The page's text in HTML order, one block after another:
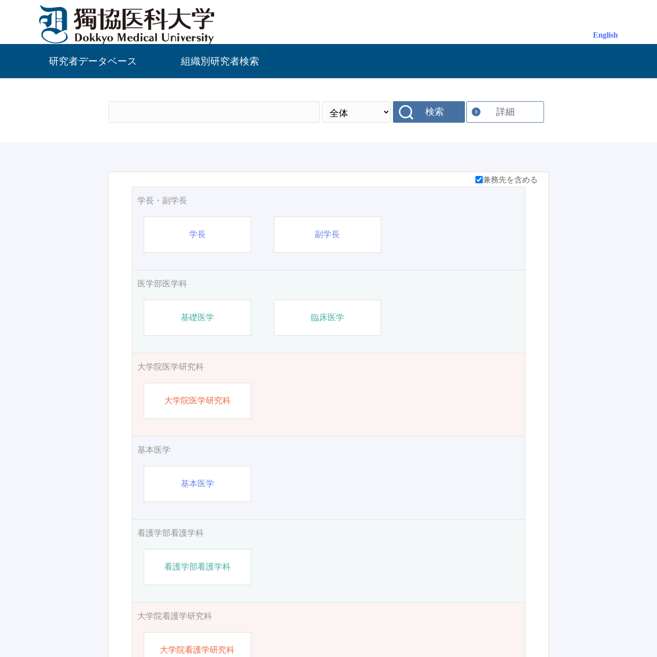
English
研究者データベース 組織別研究者検索
検索 詳細
兼務先を含める
学長・副学長
学長 副学長
医学部医学科
基礎医学 臨床医学
大学院医学研究科
大学院医学研究科
基本医学
基本医学
看護学部看護学科
看護学部看護学科
大学院看護学研究科
大学院看護学研究科